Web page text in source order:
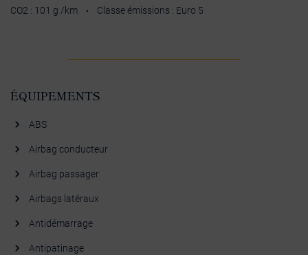
CO2 : 101 g /km • Classe émissions : Euro 5
ÉQUIPEMENTS
ABS
Airbag conducteur
Airbag passager
Airbags latéraux
Antidémarrage
Antipatinage